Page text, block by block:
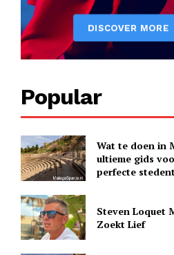
Popular
Wat te doen in
ultieme gids
perfecte
Steven Loquet
Zoekt Lief